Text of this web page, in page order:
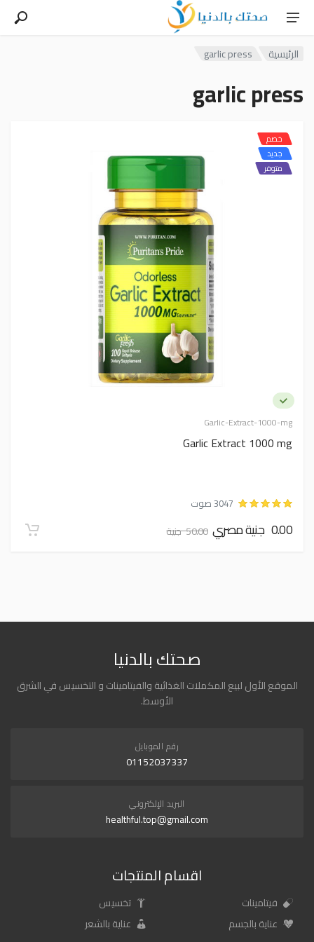
الرئيسية garlic press
garlic press
Garlic-Extract-1000-mg
خصم
جديد
متوفر
Garlic Extract 1000 mg
3047 صوت
0.00 جنية مصري 50.00 جنية
صحتك بالدنيا
الموقع الأول لبيع المكملات الغذائية والفيتامينات و التخسيس في الشرق
الأوسط.
رقم الموبايل
01152037337
البريد الإلكتروني
healthful.top@gmail.com
اقسام المنتجات
فيتامينات
تخسيس
عناية بالجسم
عناية بالشعر